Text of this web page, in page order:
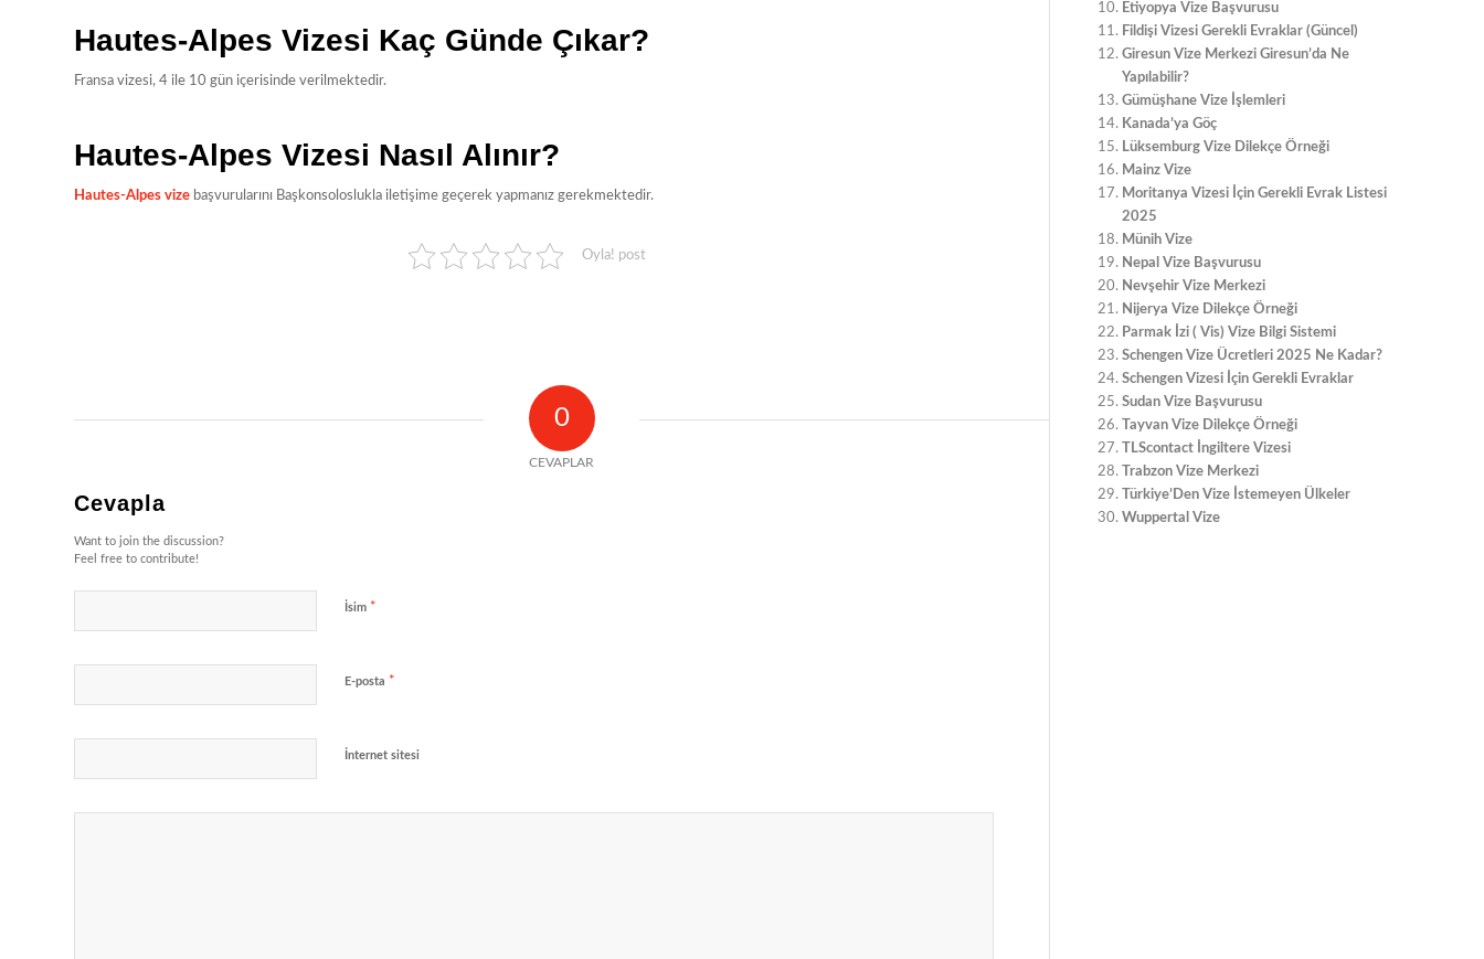
Hautes-Alpes Vizesi Kaç Günde Çıkar?
Fransa vizesi, 4 ile 10 gün içerisinde verilmektedir.
Hautes-Alpes Vizesi Nasıl Alınır?
Hautes-Alpes vize başvurularını Başkonsoloslukla iletişime geçerek yapmanız gerekmektedir.
Oyla! post
0
CEVAPLAR
Cevapla
Want to join the discussion?
Feel free to contribute!
İsim *
E-posta *
İnternet sitesi
Etiyopya Vize Başvurusu
Fildişi Vizesi Gerekli Evraklar (Güncel)
Giresun Vize Merkezi Giresun’da Ne
Yapılabilir?
Gümüşhane Vize İşlemleri
Kanada’ya Göç
Lüksemburg Vize Dilekçe Örneği
Mainz Vize
Moritanya Vizesi İçin Gerekli Evrak Listesi
2025
Münih Vize
Nepal Vize Başvurusu
Nevşehir Vize Merkezi
Nijerya Vize Dilekçe Örneği
Parmak İzi ( Vis) Vize Bilgi Sistemi
Schengen Vize Ücretleri 2025 Ne Kadar?
Schengen Vizesi İçin Gerekli Evraklar
Sudan Vize Başvurusu
Tayvan Vize Dilekçe Örneği
TLScontact İngiltere Vizesi
Trabzon Vize Merkezi
Türkiye’Den Vize İstemeyen Ülkeler
Wuppertal Vize